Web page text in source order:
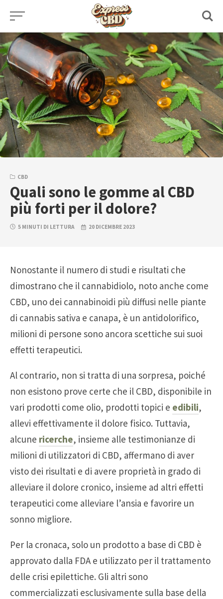
Skip
content
CBD
Quali sono le gomme al CBD
più forti per il dolore?
5 MINUTI DI LETTURA 20 DICEMBRE 2023
Nonostante il numero di studi e risultati che
dimostrano che il cannabidiolo, noto anche come
CBD, uno dei cannabinoidi più diffusi nelle piante
di cannabis sativa e canapa, è un antidolorifico,
milioni di persone sono ancora scettiche sui suoi
effetti terapeutici.
Al contrario, non si tratta di una sorpresa, poiché
non esistono prove certe che il CBD, disponibile in
vari prodotti come olio, prodotti topici e edibili,
allevi effettivamente il dolore fisico. Tuttavia,
alcune ricerche, insieme alle testimonianze di
milioni di utilizzatori di CBD, affermano di aver
visto dei risultati e di avere proprietà in grado di
alleviare il dolore cronico, insieme ad altri effetti
terapeutici come alleviare l’ansia e favorire un
sonno migliore.
Per la cronaca, solo un prodotto a base di CBD è
approvato dalla FDA e utilizzato per il trattamento
delle crisi epilettiche. Gli altri sono
commercializzati esclusivamente sulla base della